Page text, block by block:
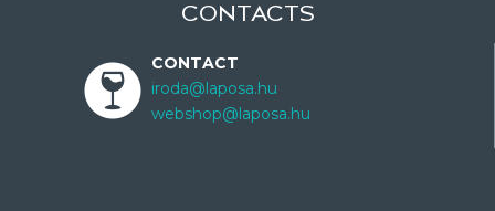
CONTACTS
CONTACT
iroda@laposa.hu
webshop@laposa.hu